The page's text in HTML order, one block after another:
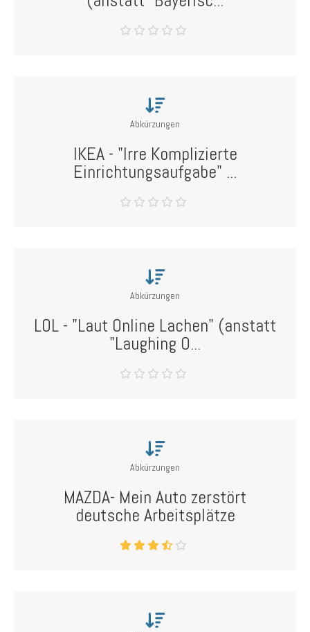
Abkürzungen
IKEA - "Irre Komplizierte
Einrichtungsaufgabe" ...
Abkürzungen
LOL - "Laut Online Lachen" (anstatt
"Laughing O...
Abkürzungen
MAZDA- Mein Auto zerstört
deutsche Arbeitsplätze